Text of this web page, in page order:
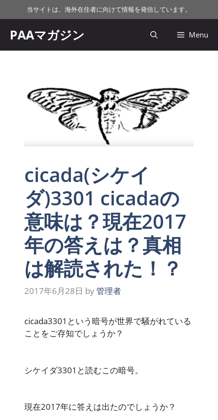
ン
ツ
当サイトは、海外在住者に向けて情報を発信しています。
PAAマガジン Menu
cicada(シケイ
ダ)3301 cicadaの
意味は？現在2017
年の答えは？真相
は解読された！？
2017年6月28日 by管理者
cicada3301という暗号が世界で騒がれている
ことをご存知でしょうか？
シケイダ3301と読むこの暗号。
現在2017年に答えは出たのでしょうか？